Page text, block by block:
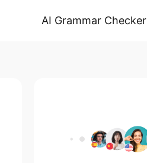
AI Grammar Checker